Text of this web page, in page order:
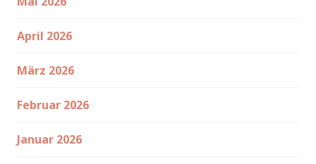
April 2026
März 2026
Februar 2026
Januar 2026